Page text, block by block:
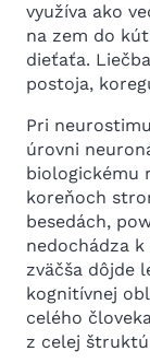
využíva ako
na zem do
dieťaťa.
postoja,
Pri
úrovni
biologickému
koreňoch
besedách,
nedochádza
zväčša dôjde
kognitívnej
celého
z celej